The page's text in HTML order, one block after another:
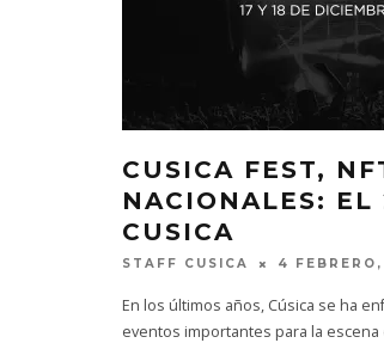
CUSICA FEST,
NACIONALES: EL
CUSICA
STAFF CUSICA 4
En los últimos años, Cúsica se ha
eventos importantes para la